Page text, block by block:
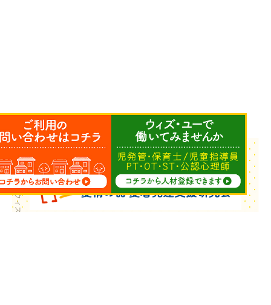
Copyright © ウィズ・ユー All Rights Reserved.